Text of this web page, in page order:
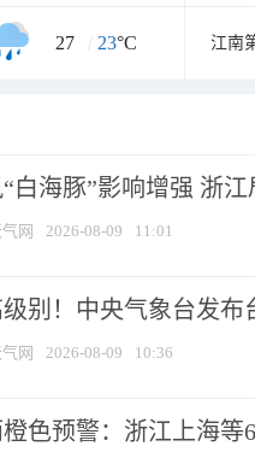
27 / 23°C 江南
白海豚”影响增强 浙
网 2026-08-09 11:01
别！中央气象台发布
网 2026-08-09 10:36
色预警：浙江上海等